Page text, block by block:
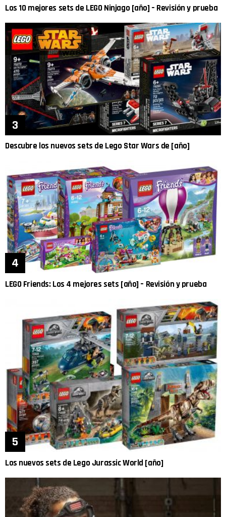
Los 10 mejores sets de LEGO Ninjago [año] – Revisión y prueba
Descubre los nuevos sets de Lego Star Wars de [año]
LEGO Friends: Los 4 mejores sets [año] – Revisión y prueba
Los nuevos sets de Lego Jurassic World [año]